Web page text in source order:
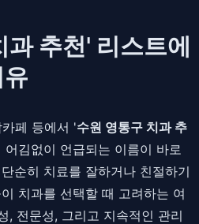
과 추천' 리스트에
페 등에서 '수원 영통구 치과 추
김없이 언급되는 이름이 바로
순히 치료를 잘하거나 친절하기
치과를 선택할 때 고려하는 여
, 전문성, 그리고 지속적인 관리